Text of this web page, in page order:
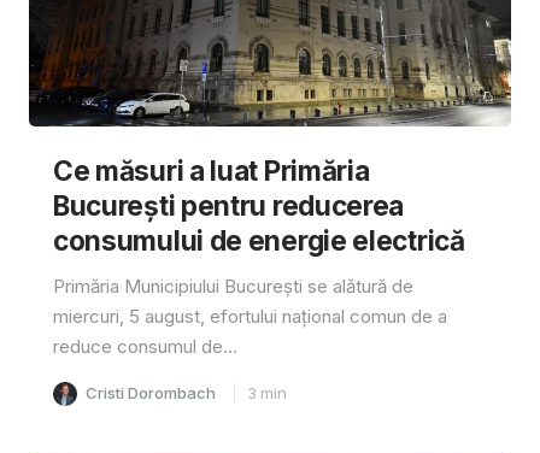
Ce măsuri a luat Primăria
București pentru reducerea
consumului de energie electrică
Primăria Municipiului București se alătură de
miercuri, 5 august, efortului național comun de a
reduce consumul de...
Cristi Dorombach 3 min